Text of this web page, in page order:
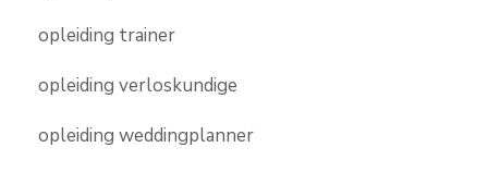
opleiding trainer
opleiding verloskundige
opleiding weddingplanner